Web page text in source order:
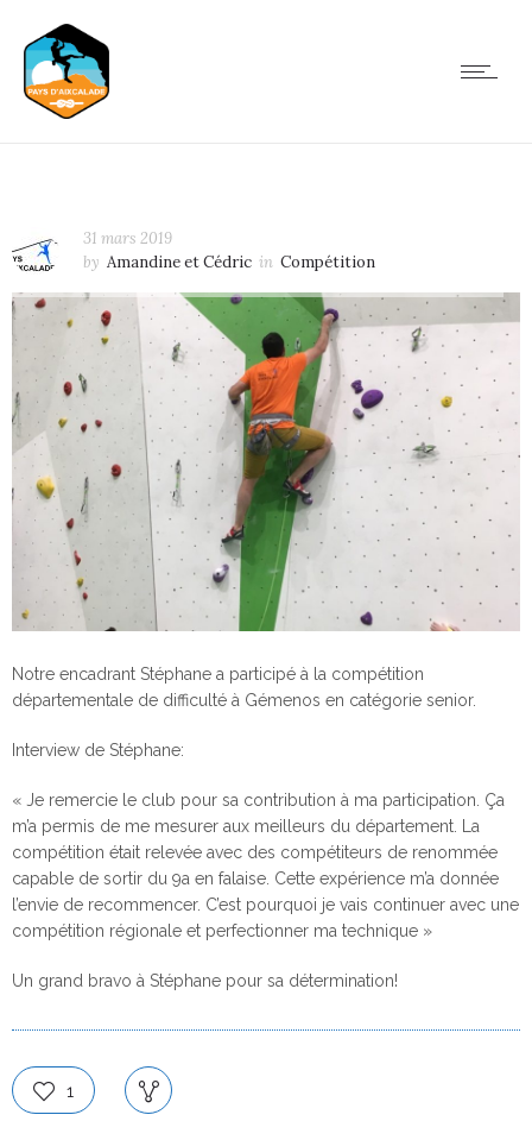
31 mars 2019
by Amandine et Cédric in Compétition
Notre encadrant Stéphane a participé à la compétition
départementale de difficulté à Gémenos en catégorie senior.
Interview de Stéphane:
« Je remercie le club pour sa contribution à ma participation. Ça
m’a permis de me mesurer aux meilleurs du département. La
compétition était relevée avec des compétiteurs de renommée
capable de sortir du 9a en falaise. Cette expérience m’a donnée
l’envie de recommencer. C’est pourquoi je vais continuer avec une
compétition régionale et perfectionner ma technique »
Un grand bravo à Stéphane pour sa détermination!
1